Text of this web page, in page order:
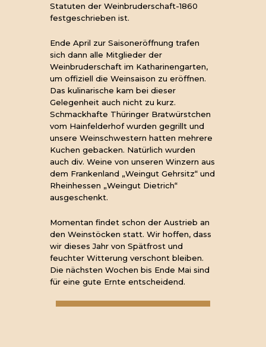
Statuten der Weinbruderschaft-1860
festgeschrieben ist.
Ende April zur Saisoneröffnung trafen
sich dann alle Mitglieder der
Weinbruderschaft im Katharinengarten,
um offiziell die Weinsaison zu eröffnen.
Das kulinarische kam bei dieser
Gelegenheit auch nicht zu kurz.
Schmackhafte Thüringer Bratwürstchen
vom Hainfelderhof wurden gegrillt und
unsere Weinschwestern hatten mehrere
Kuchen gebacken. Natürlich wurden
auch div. Weine von unseren Winzern aus
dem Frankenland „Weingut Gehrsitz“ und
Rheinhessen „Weingut Dietrich“
ausgeschenkt.
Momentan findet schon der Austrieb an
den Weinstöcken statt. Wir hoffen, dass
wir dieses Jahr von Spätfrost und
feuchter Witterung verschont bleiben.
Die nächsten Wochen bis Ende Mai sind
für eine gute Ernte entscheidend.